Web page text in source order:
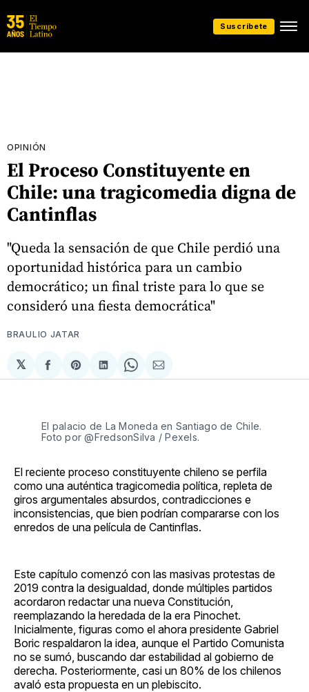
Suscríbete
OPINIÓN
El Proceso Constituyente en
Chile: una tragicomedia digna de
Cantinflas
"Queda la sensación de que Chile perdió una
oportunidad histórica para un cambio
democrático; un final triste para lo que se
consideró una fiesta democrática"
BRAULIO JATAR
𝕏
Compartir
en
Share
on
Compartir
en
Share
on
Compartir
via
El palacio de La Moneda en Santiago de Chile.
Foto por @FredsonSilva / Pexels.
El reciente proceso constituyente chileno se perfila
como una auténtica tragicomedia política, repleta de
giros argumentales absurdos, contradicciones e
inconsistencias, que bien podrían compararse con los
enredos de una película de Cantinflas.
Este capítulo comenzó con las masivas protestas de
2019 contra la desigualdad, donde múltiples partidos
acordaron redactar una nueva Constitución,
reemplazando la heredada de la era Pinochet.
Inicialmente, figuras como el ahora presidente Gabriel
Boric respaldaron la idea, aunque el Partido Comunista
no se sumó, buscando dar estabilidad al gobierno de
derecha. Posteriormente, casi un 80% de los chilenos
avaló esta propuesta en un plebiscito.